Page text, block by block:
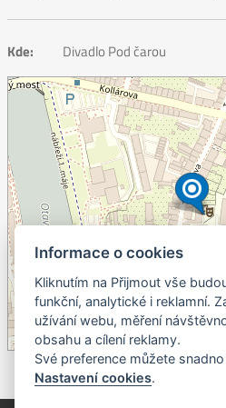
Kde: Divadlo Pod čarou
©OpenStreetMapcontributors.
Informace o cookies
Kliknutím na Přijmout vše
funkční, analytické i reklamní.
užívání webu, měření
obsahu a cílení reklamy.
Své preference můžete
Nastavení cookies.